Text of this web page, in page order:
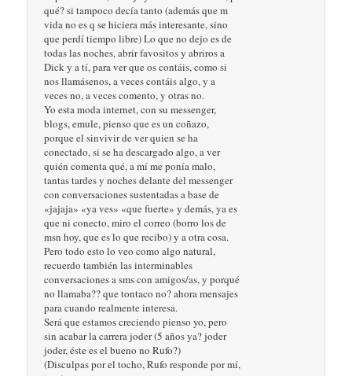
qué? si tampoco decía tanto (además que m
vida no es q se hiciera más interesante, sino
que perdí tiempo libre) Lo que no dejo es de
todas las noches, abrir favositos y abriros a
Dick y a tí, para ver que os contáis, como si
nos llamásenos, a veces contáis algo, y a
veces no, a veces comento, y otras no.
Yo esta moda internet, con su messenger,
blogs, emule, pienso que es un coñazo,
porque el sinvivir de ver quien se ha
conectado, si se ha descargado algo, a ver
quién comenta qué, a mí me ponía malo,
tantas tardes y noches delante del messenger
con conversaciones sustentadas a base de
«jajaja» «ya ves» «que fuerte» y demás, ya es
que ni conecto, miro el correo (borro los de
msn hoy, que es lo que recibo) y a otra cosa.
Pero todo esto lo veo como algo natural,
recuerdo también las interminables
conversaciones a sms con amigos/as, y porqué
no llamaba?? que tontaco no? ahora mensajes
para cuando realmente interesa.
Será que estamos creciendo pienso yo, pero
sin acabar la carrera joder (5 años ya? joder
joder, éste es el bueno no Rufo?)
(Disculpas por el tocho, Rufo responde por mí,